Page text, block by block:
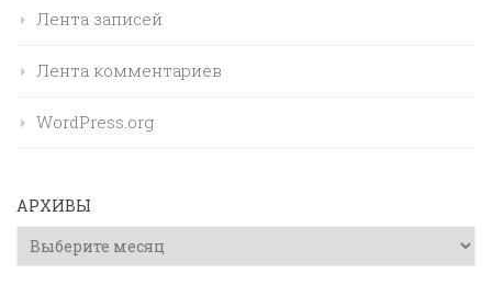
Лента записей
Лента комментариев
WordPress.org
АРХИВЫ
Архивы